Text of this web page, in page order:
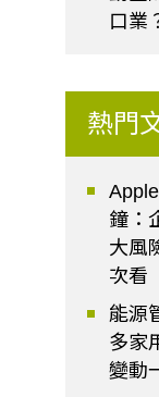
口業
熱門
鐘：
大風
次看
能源
多家
變動